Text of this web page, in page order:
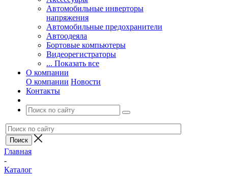
Автомобильные инверторы
напряжения
Автомобильные предохранители
Автоодеяла
Бортовые компьютеры
Видеорегистраторы
... Показать все
О компании
О компании Новости
Контакты
Главная
-
Каталог